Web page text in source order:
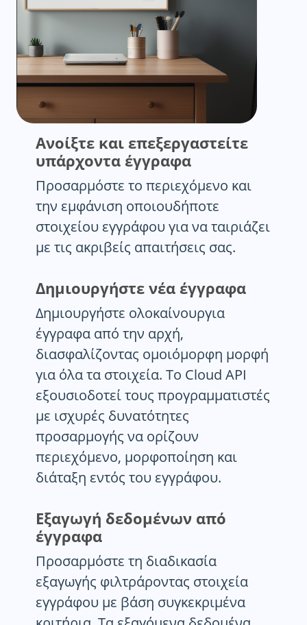
Ανοίξτε και επεξεργαστείτε
υπάρχοντα έγγραφα
Προσαρμόστε το περιεχόμενο και
την εμφάνιση οποιουδήποτε
στοιχείου εγγράφου για να ταιριάζει
με τις ακριβείς απαιτήσεις σας.
Δημιουργήστε νέα έγγραφα
Δημιουργήστε ολοκαίνουργια
έγγραφα από την αρχή,
διασφαλίζοντας ομοιόμορφη μορφή
για όλα τα στοιχεία. Το Cloud API
εξουσιοδοτεί τους προγραμματιστές
με ισχυρές δυνατότητες
προσαρμογής να ορίζουν
περιεχόμενο, μορφοποίηση και
διάταξη εντός του εγγράφου.
Εξαγωγή δεδομένων από
έγγραφα
Προσαρμόστε τη διαδικασία
εξαγωγής φιλτράροντας στοιχεία
εγγράφου με βάση συγκεκριμένα